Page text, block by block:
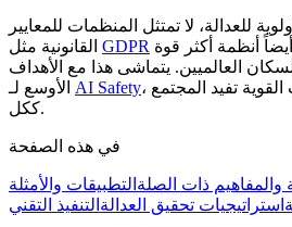
للعدالة، لا تمتثل المنظمات للمعايير
GDPR
العالميين. يتماشى هذا مع الأهداف
AI Safety، مما يضمن أن التقنيات القوية تفيد المجتمع
ككل.
في هذه الصفحة
والمفاهيم ذات الصلة التطبيقات والأمثلة
استراتيجيات تحقيق العدالة التنفيذ التقني